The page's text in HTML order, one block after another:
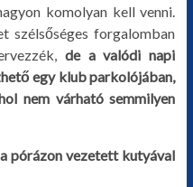
komolyan kell venni.
szélsőséges forgalomban
de a valódi napi
egy klub parkolójában,
nem várható semmilyen
pórázon vezetett kutyával